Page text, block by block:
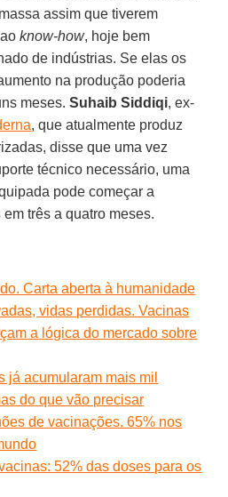
assim que tiverem
aoknow-how, hoje bem
de indústrias. Se elas os
na produção poderia
meses.Suhaib Siddiqi, ex-
, que atualmente produz
disse que uma vez
técnico necessário, uma
pode começar a
em três a quatro meses.
Carta aberta à humanidade
vidas perdidas. Vacinas
a lógica do mercado sobre
já acumularam mais mil
do que vão precisar
de vacinações. 65% nos
52% das doses para os